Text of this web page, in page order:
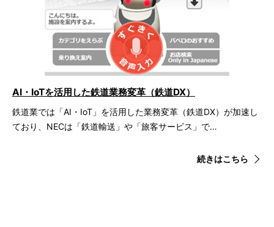
鉄道業では「AI・IoT」を活用した業務変革（鉄道DX）が加速し
ており、NECは「鉄道輸送」や「旅客サービス」で…
続きはこちら
AI・IoTを活用した鉄道業務変革（鉄道DX）